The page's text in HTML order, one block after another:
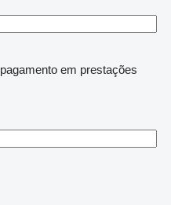
pagamento em prestações